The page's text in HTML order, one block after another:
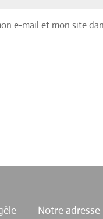
e-mail et mon site
Notre adresse